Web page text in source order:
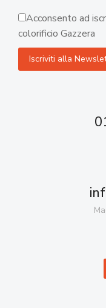
Acconsento ad
colorificio Gazzera